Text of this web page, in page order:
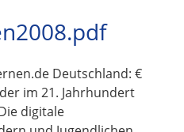
Deutschland: €
im 21. Jahrhundert
digitale